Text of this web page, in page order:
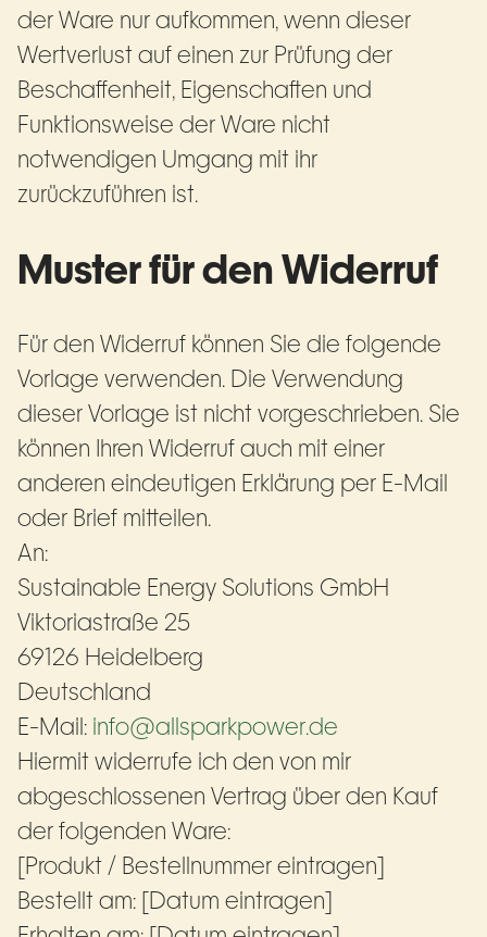
der Ware nur aufkommen, wenn dieser
Wertverlust auf einen zur Prüfung der
Beschaffenheit, Eigenschaften und
Funktionsweise der Ware nicht
notwendigen Umgang mit ihr
zurückzuführen ist.
Muster für den Widerruf
Für den Widerruf können Sie die folgende
Vorlage verwenden. Die Verwendung
dieser Vorlage ist nicht vorgeschrieben. Sie
können Ihren Widerruf auch mit einer
anderen eindeutigen Erklärung per E-Mail
oder Brief mitteilen.
An:
Sustainable Energy Solutions GmbH
Viktoriastraße 25
69126 Heidelberg
Deutschland
E-Mail: info@allsparkpower.de
Hiermit widerrufe ich den von mir
abgeschlossenen Vertrag über den Kauf
der folgenden Ware:
[Produkt / Bestellnummer eintragen]
Bestellt am: [Datum eintragen]